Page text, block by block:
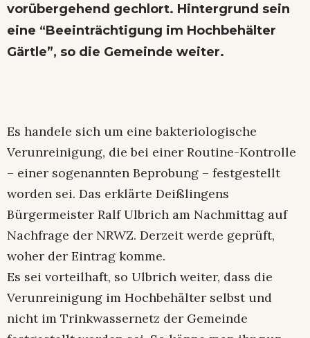
vorübergehend gechlort. Hintergrund sein
eine “Beeinträchtigung im Hochbehälter
Gärtle”, so die Gemeinde weiter.
Es handele sich um eine bakteriologische
Verunreinigung, die bei einer Routine-Kontrolle
– einer sogenannten Beprobung – festgestellt
worden sei. Das erklärte Deißlingens
Bürgermeister Ralf Ulbrich am Nachmittag auf
Nachfrage der NRWZ. Derzeit werde geprüft,
woher der Eintrag komme.
Es sei vorteilhaft, so Ulbrich weiter, dass die
Verunreinigung im Hochbehälter selbst und
nicht im Trinkwassernetz der Gemeinde